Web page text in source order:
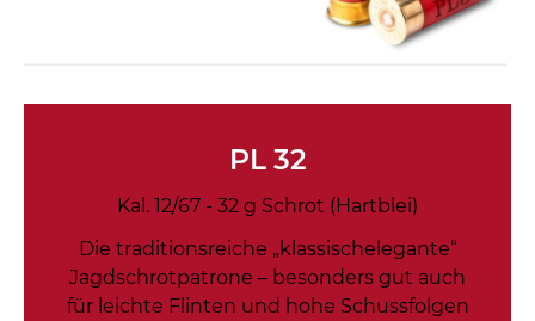
PL 32
Kal. 12/67 - 32 g Schrot (Hartblei)
Die traditionsreiche „klassischelegante“
Jagdschrotpatrone – besonders gut auch
für leichte Flinten und hohe Schussfolgen